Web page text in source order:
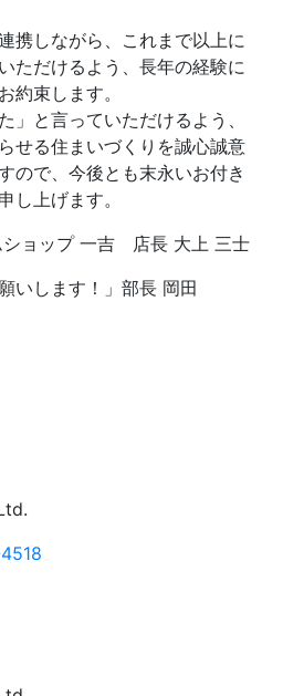
携しながら、これまで以上に
ただけるよう、長年の経験に
約束します。
」と言っていただけるよう、
せる住まいづくりを誠心誠意
ので、今後とも末永いお付き
し上げます。
ショップ 一吉 店長 大上 三士
いします！」部長 岡田